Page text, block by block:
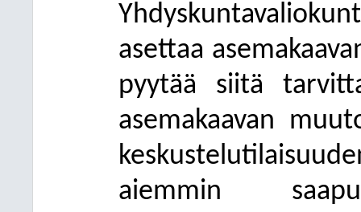
asettaa
pyytää siitä
asemakaavan
aiemmin